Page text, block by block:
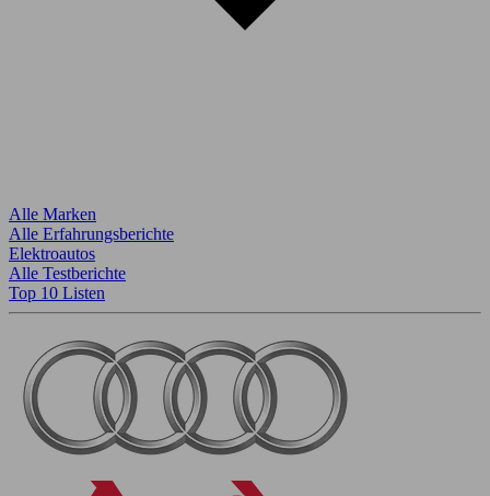
Alle Marken
Alle Erfahrungsberichte
Elektroautos
Alle Testberichte
Top 10 Listen